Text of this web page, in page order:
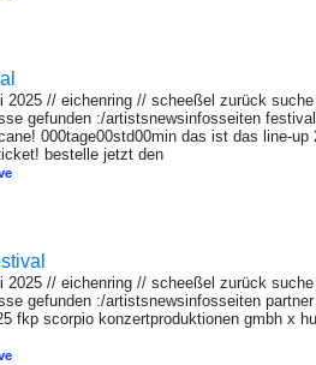
2025 // eichenring // scheeßel zurück
gefunden :/artistsnewsinfosseiten
000tage00std00min das ist das line-
bestelle jetzt den
2025 // eichenring // scheeßel zurück
gefunden :/artistsnewsinfosseiten
fkp scorpio konzertproduktionen gmbh x